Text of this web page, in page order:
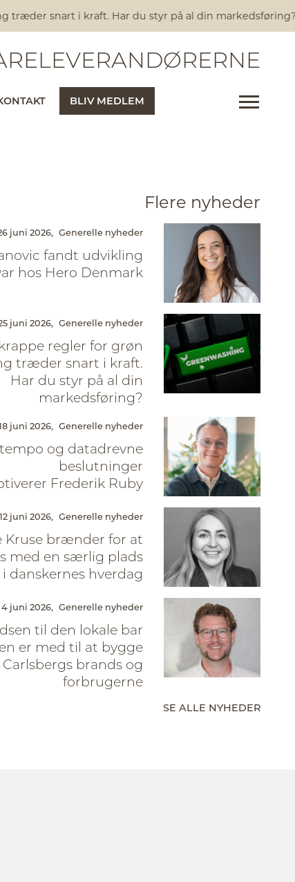
snart i kraft. Har du styr på al din markedsføring?
BLIV MEDLEM
Flere nyheder
juni 2026, Generelle nyheder
fandt udvikling
hos Hero Denmark
juni 2026, Generelle nyheder
regler for grøn
træder snart i kraft.
Har du styr på al din
markedsføring?
juni 2026, Generelle nyheder
og datadrevne
beslutninger
Frederik Ruby
12 juni 2026, Generelle nyheder
Kruse brænder for at
med en særlig plads
i danskernes hverdag
4 juni 2026, Generelle nyheder
til den lokale bar
er med til at bygge
brands og
forbrugerne
SE ALLE NYHEDER